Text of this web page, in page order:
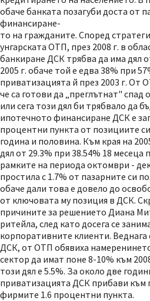
обаче банката позагуби доста от
финансиране-
то на гражданите. Според
унгарската ОТП, през 2008 г. в
банкиране ДСК трябва да има дял
2005 г. обаче той е едва 38% при
приватизацията й през 2003 г. От
че са готови да „преглътнат" спад
или сега този дял би трябвало да
ипотечното финансиране ДСК е
процентни пункта от позициите
година и половина. Към края на
дял от 29.3% при 38.54% 18 месеца
рамките на периода октомври -
простила с 1.7% от пазарните си
обаче дали това е довело до
от ключовата му позиция в ДСК.
причините за решението Диана
ритейла, след като досега се
корпоративните клиенти. Веднага
ДСК, от ОТП обявиха
сектор да имат поне 8-10% към
този дял е 5.5%. За около две
приватизацията ДСК прибави към
фирмите 1.6 процентни пункта.